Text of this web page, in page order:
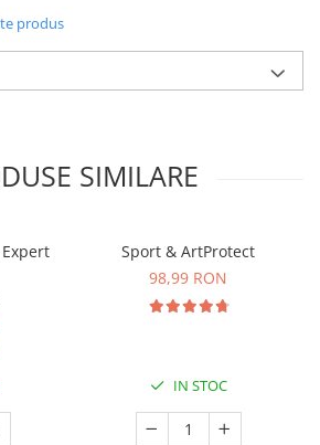
produs
SIMILARE
Sport & ArtProtect
98,99 RON
IN STOC